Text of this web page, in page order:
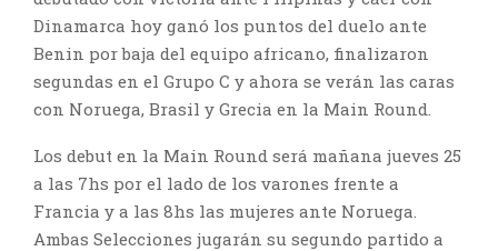
Dinamarca hoy ganó los puntos del duelo ante
Benin por baja del equipo africano, finalizaron
segundas en el Grupo C y ahora se verán las caras
con Noruega, Brasil y Grecia en la Main Round.
Los debut en la Main Round será mañana jueves 25
a las 7hs por el lado de los varones frente a
Francia y a las 8hs las mujeres ante Noruega.
Ambas Selecciones jugarán su segundo partido a